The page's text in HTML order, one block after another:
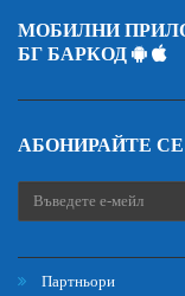
МОБИЛНИ
БГ БАРКОД
АБОНИРАЙТЕ
Партньори